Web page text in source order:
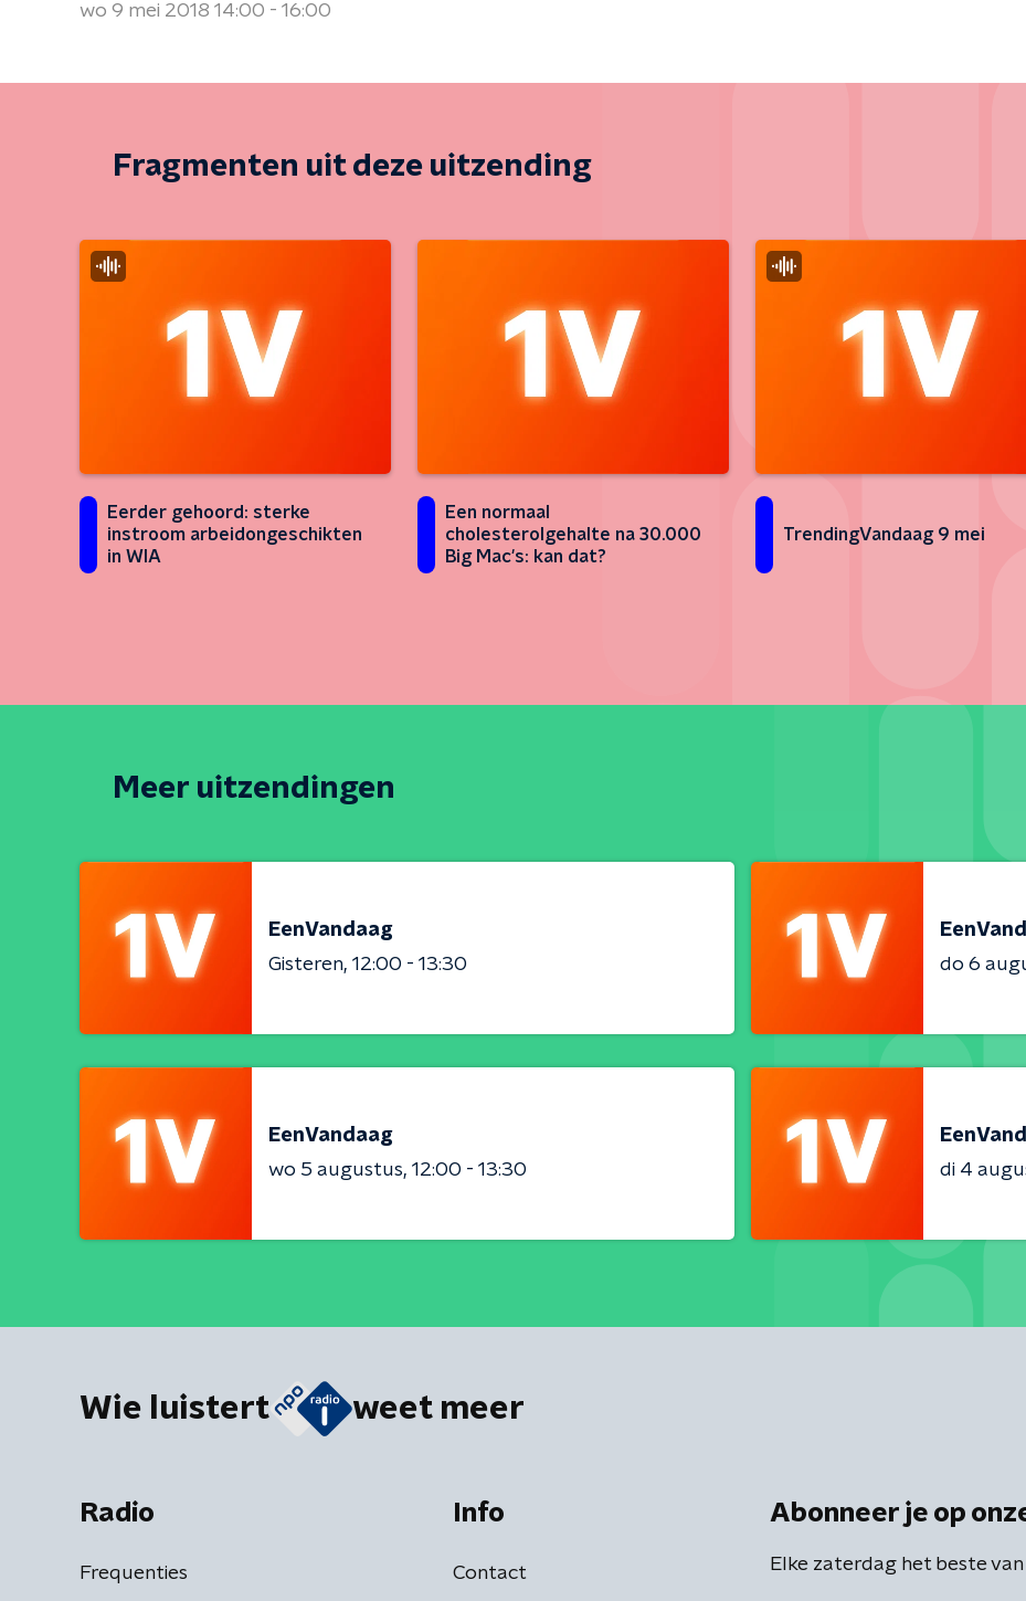
wo 9 mei 2018 14:00 - 16:00
Fragmenten uit deze uitzending
Eerder gehoord: sterke
instroom arbeidongeschikten
in WIA
Een normaal
cholesterolgehalte na 30.000
Big Mac's: kan dat?
TrendingVandaag 9 mei
Meer uitzendingen
EenVandaag
Gisteren 12:00 - 13:30
do 6
EenVandaag
wo 5 augustus 12:00 - 13:30
di 4
Wie luistert weet meer
Radio
Frequenties
Info
Contact
Abonneer je op
Elke zaterdag het beste van